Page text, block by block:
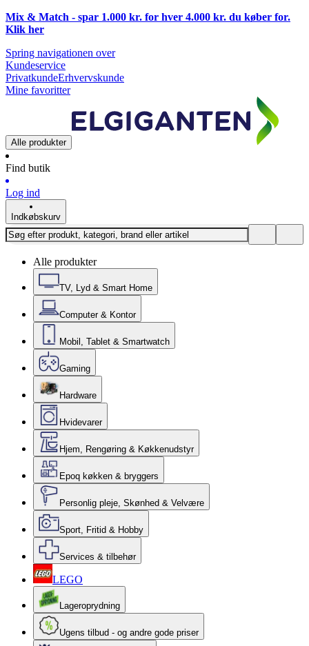
Mix & Match - spar 1.000 kr. for hver 4.000 kr. du køber for.
Klik her
Spring navigationen over
Kundeservice
PrivatkundeErhvervskunde
Mine favoritter
Alle produkter
Find butik
Log ind
Indkøbskurv
Alle produkter
TV, Lyd & Smart Home
Computer & Kontor
Mobil, Tablet & Smartwatch
Gaming
Hardware
Hvidevarer
Hjem, Rengøring & Køkkenudstyr
Epoq køkken & bryggers
Personlig pleje, Skønhed & Velvære
Sport, Fritid & Hobby
Services & tilbehør
LEGO
Lageroprydning
Ugens tilbud - og andre gode priser